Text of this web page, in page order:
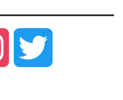
Instagram